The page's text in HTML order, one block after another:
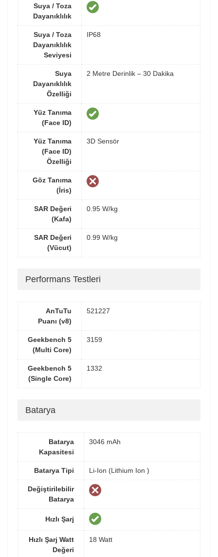
Suya / Toza
Dayanıklılık
Suya / Toza
Dayanıklılık
Seviyesi
IP68
Suya
Dayanıklılık
Özelliği
2 Metre Derinlik – 30 Dakika
Yüz Tanıma
(Face ID)
Yüz Tanıma
(Face ID)
Özelliği
3D Sensör
Göz Tanıma
(İris)
SAR Değeri
(Kafa)
0.95 W/kg
SAR Değeri
(Vücut)
0.99 W/kg
Performans Testleri
AnTuTu
Puanı (v8)
521227
Geekbench 5
(Multi Core)
3159
Geekbench 5
(Single Core)
1332
Batarya
Batarya
Kapasitesi
3046 mAh
Batarya Tipi Li-Ion (Lithium Ion )
Değiştirilebilir
Batarya
Hızlı Şarj
Hızlı Şarj Watt
Değeri
18 Watt